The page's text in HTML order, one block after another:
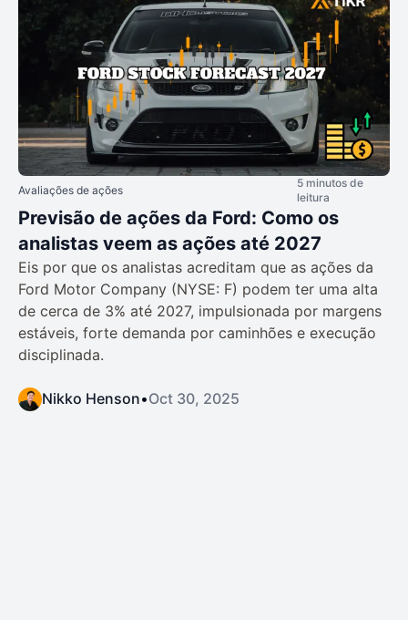
Avaliações de ações
5 minutos de
leitura
Previsão de ações da Ford: Como os
analistas veem as ações até 2027
Eis por que os analistas acreditam que as ações da
Ford Motor Company (NYSE: F) podem ter uma alta
de cerca de 3% até 2027, impulsionada por margens
estáveis, forte demanda por caminhões e execução
disciplinada.
Nikko Henson•Oct 30, 2025